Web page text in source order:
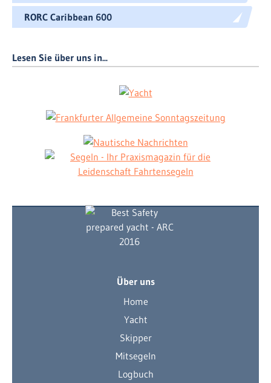
RORC Caribbean 600
Lesen Sie über uns in...
Über uns
Home
Yacht
Skipper
Mitsegeln
Logbuch